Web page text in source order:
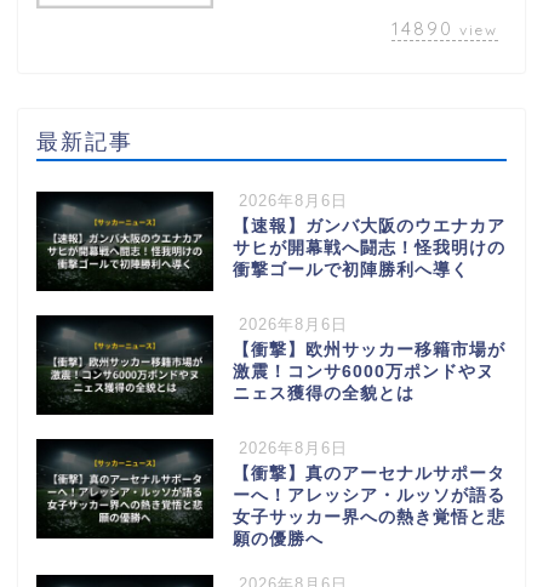
14890 view
最新記事
2026年8月6日
【速報】ガンバ大阪のウエナカア
サヒが開幕戦へ闘志！怪我明けの
衝撃ゴールで初陣勝利へ導く
2026年8月6日
【衝撃】欧州サッカー移籍市場が
激震！コンサ6000万ポンドやヌ
ニェス獲得の全貌とは
2026年8月6日
【衝撃】真のアーセナルサポータ
ーへ！アレッシア・ルッソが語る
女子サッカー界への熱き覚悟と悲
願の優勝へ